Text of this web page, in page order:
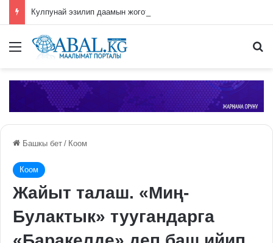
Меню
Башкы бет / Коом
Коом
Жайыт талаш. «Миң-
Булактык» туугандарга